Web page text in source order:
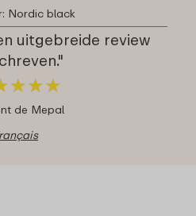
Nordic black
uitgebreide review
★★★
★★★
de Mepal